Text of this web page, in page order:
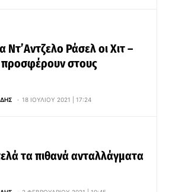
Ράσελ οι Χιτ –
στους
18 ΙΟΥΛΊΟΥ 2021 | 17:24
τα πιθανά ανταλλάγματα